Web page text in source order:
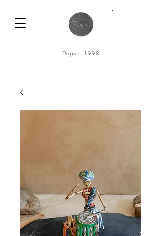
Depuis 1998